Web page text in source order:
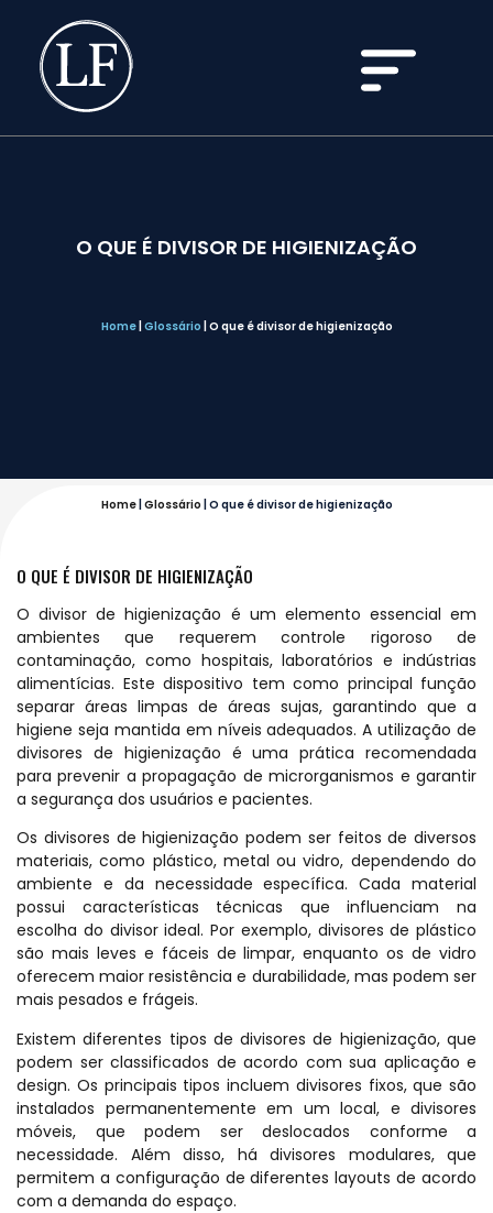
O QUE É DIVISOR DE HIGIENIZAÇÃO
Home| Glossário O que é divisor de higienização
Home| Glossário O que é divisor de higienização
O QUE É DIVISOR DE HIGIENIZAÇÃO
O divisor de higienização é um elemento essencial em
ambientes que requerem controle rigoroso de
contaminação, como hospitais, laboratórios e indústrias
alimentícias. Este dispositivo tem como principal função
separar áreas limpas de áreas sujas, garantindo que a
higiene seja mantida em níveis adequados. A utilização de
divisores de higienização é uma prática recomendada
para prevenir a propagação de microrganismos e garantir
a segurança dos usuários e pacientes.
Os divisores de higienização podem ser feitos de diversos
materiais, como plástico, metal ou vidro, dependendo do
ambiente e da necessidade específica. Cada material
possui características técnicas que influenciam na
escolha do divisor ideal. Por exemplo, divisores de plástico
são mais leves e fáceis de limpar, enquanto os de vidro
oferecem maior resistência e durabilidade, mas podem ser
mais pesados e frágeis.
Existem diferentes tipos de divisores de higienização, que
podem ser classificados de acordo com sua aplicação e
design. Os principais tipos incluem divisores fixos, que são
instalados permanentemente em um local, e divisores
móveis, que podem ser deslocados conforme a
necessidade. Além disso, há divisores modulares, que
permitem a configuração de diferentes layouts de acordo
com a demanda do espaço.